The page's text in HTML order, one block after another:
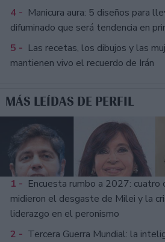
4 - Manicura aura: 5 diseños para
difuminado que será tendencia en
5 - Las recetas, los dibujos y las
mantienen vivo el recuerdo de Irán
MÁS LEÍDAS DE PERFIL
1 - Encuesta rumbo a 2027: cuatro
midieron el desgaste de Milei y la
liderazgo en el peronismo
2 - Tercera Guerra Mundial: la